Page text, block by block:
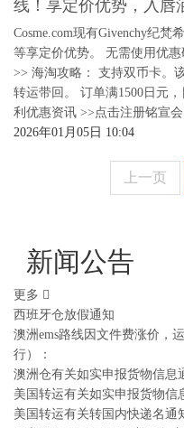
线！享定价优势，入唇
Cosme.com现有Givenchy纪梵
等享定价优势。 无需使用优
>> 海淘攻略： 支持双币卡。
转运带回。 订单满1500日元
利优惠资讯 >>点击注册铭宣
2026年01月05日 10:04
上一页
新闻公告
更多
西班牙仓放假通知
澳洲ems路线因文件费涨价，
行）：
澳洲仓有关如实申报货物信息
美国转运有关如实申报货物信
美国转运有关转国内快递名通